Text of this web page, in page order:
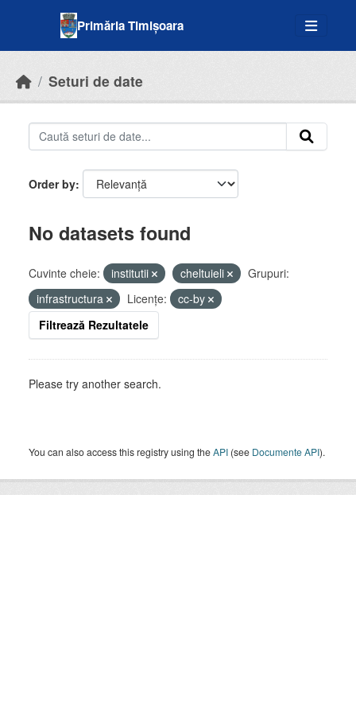
Primăria Timișoara
Seturi de date
Order by
No datasets found
Cuvinte cheie: institutii cheltuieli
Grupuri:
infrastructura
Licenţe:
cc-by
Filtrează Rezultatele
Please try another search.
You can also access this registry using theAPI (see Documente API).